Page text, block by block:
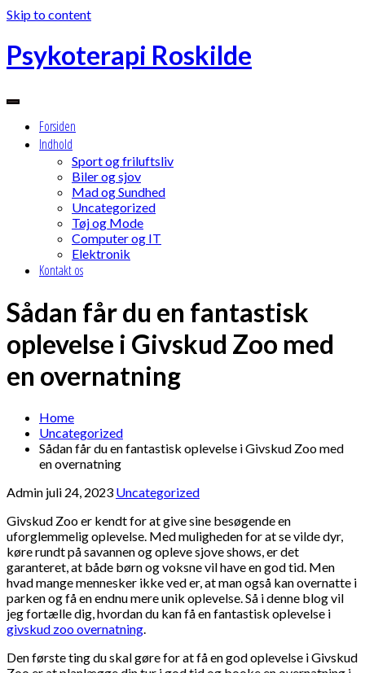
Skip to content
Psykoterapi Roskilde
Forsiden
Indhold
Sport og friluftsliv
Biler og sjov
Mad og Sundhed
Uncategorized
Tøj og Mode
Computer og IT
Elektronik
Kontakt os
Sådan får du en fantastisk
oplevelse i Givskud Zoo med
en overnatning
Home
Uncategorized
Sådan får du en fantastisk oplevelse i Givskud Zoo med
en overnatning
Admin juli 24, 2023 Uncategorized
Givskud Zoo er kendt for at give sine besøgende en
uforglemmelig oplevelse. Med muligheden for at se vilde dyr,
køre rundt på savannen og opleve sjove shows, er det
garanteret, at både børn og voksne vil have en god tid. Men
hvad mange mennesker ikke ved er, at man også kan overnatte i
parken og få en endnu mere unik oplevelse. Så i denne blog vil
jeg fortælle dig, hvordan du kan få en fantastisk oplevelse i
givskud zoo overnatning
Den første ting du skal gøre for at få en god oplevelse i Givskud